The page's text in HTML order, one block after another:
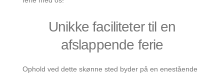
Unikke faciliteter til en
afslappende ferie
Ophold ved dette skønne sted byder på en enestående